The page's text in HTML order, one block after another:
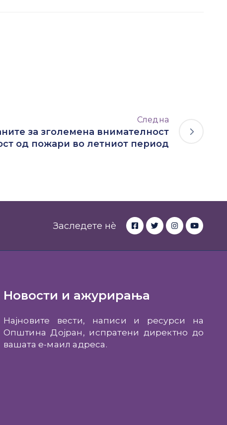
Следна
за зголемена внимателност
од пожари во летниот период
Заследете нè
Новости и ажурирања
Најновите вести, написи и ресурси на
Општина Дојран, испратени директно до
вашата е-маил адреса.